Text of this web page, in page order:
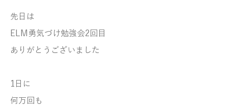
先日は
ELM勇気づけ勉強会2回目
ありがとうございました
1日に
何万回も